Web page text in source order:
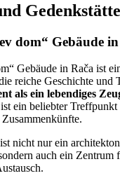
dom“ Gebäude
Gebäude in Rača ist
reiche Geschichte und
als ein lebendiges
ein beliebter
nicht nur ein
auch ein Zentrum